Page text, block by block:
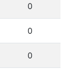
0
0
0